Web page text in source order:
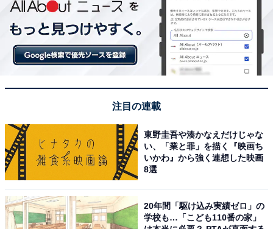
日光写真とは、化学変化を応用した写真・複写技法のこ
と。サイアノタイプ、青写真とも呼ばれ、古くは大正時
代から子ども達に親しまれていたとか。
化学変化を応用した写真・複写技法といっても、定着液
注目の連載
東野圭吾や湊かなえだけじゃな
い、「業と罪」を描く『映画ち
いかわ』から強く連想した映画
8選
20年間「駆け込み実績ゼロ」の
学校も…「こども110番の家」